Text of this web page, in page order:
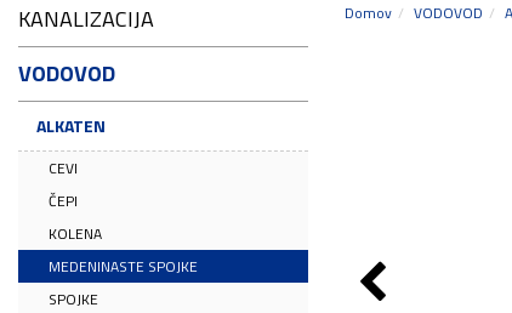
KANALIZACIJA
VODOVOD
ALKATEN
CEVI
ČEPI
KOLENA
MEDENINASTE SPOJKE
SPOJKE
Domov VODOVOD